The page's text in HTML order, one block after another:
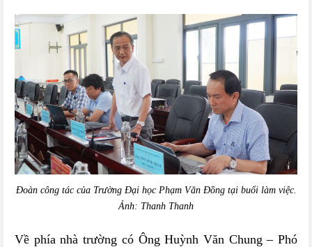
Đoàn công tác của Trường Đại học Phạm Văn Đồng tại buổi làm việc.
Ảnh: Thanh Thanh
Về phía nhà trường có Ông Huỳnh Văn Chung – Phó